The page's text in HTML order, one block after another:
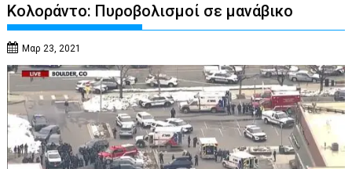
Κολοράντο: Πυροβολισμοί σε μανάβικο
Μαρ 23, 2021